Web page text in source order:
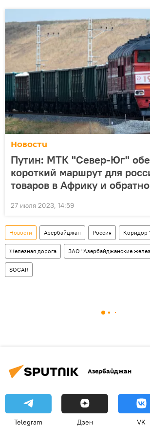
Новости
Путин: МТК "Север-Юг"
короткий маршрут для
товаров в Африку и обратно
27 июля 2023, 14:59
Новости Азербайджан Россия Коридор
Железная дорога ЗАО "Азербайджанские
SOCAR
Азербайджан
Telegram Дзен VK